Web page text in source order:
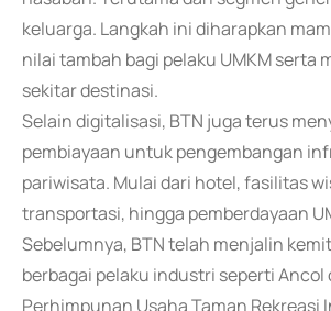
keluarga. Langkah ini diharapkan
nilai tambah bagi pelaku UMKM serta
sekitar destinasi.
Selain digitalisasi, BTN juga terus
pembiayaan untuk pengembangan
pariwisata. Mulai dari hotel, fasilitas
transportasi, hingga pemberdayaan
Sebelumnya, BTN telah menjalin
berbagai pelaku industri seperti Ancol
Perhimpunan Usaha Taman Rekreasi